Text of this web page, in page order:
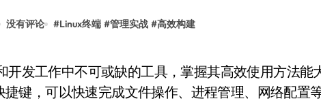
没有评论 #Linux终端 #管理实战 #高效构建
键，可以快速完成文件操作、进程管理、网络配置等